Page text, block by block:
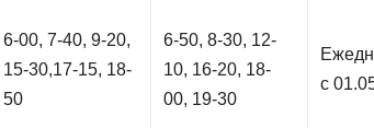
6-00, 7-40, 9-20,
15-30,17-15, 18-
50
6-50, 8-30, 12-
10, 16-20, 18-
00, 19-30
с